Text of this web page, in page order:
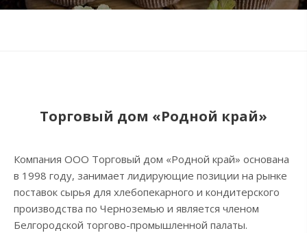
Торговый дом «Родной край»
Компания ООО Торговый дом «Родной край» основана
в 1998 году, занимает лидирующие позиции на рынке
поставок сырья для хлебопекарного и кондитерского
производства по Черноземью и является членом
Белгородской торгово-промышленной палаты.